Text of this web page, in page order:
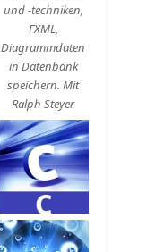
und -techniken,
FXML,
Diagrammdaten
in Datenbank
speichern. Mit
Ralph Steyer